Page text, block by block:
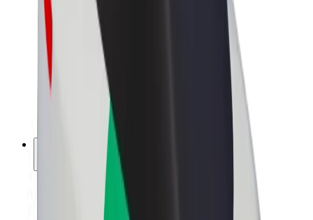
Förares intäkter
Kurirers intäkter
Handlare i Bolt Food